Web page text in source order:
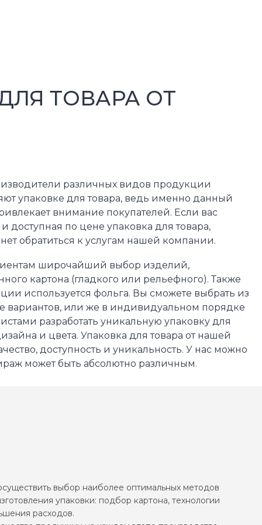
ТОВАРА ОТ
различных видов продукции
упаковке для товара, ведь именно данный
внимание покупателей. Если вас
доступная по цене упаковка для товара,
обратиться к услугам нашей компании.
широчайший выбор изделий,
картона (гладкого или рельефного). Также
используется фольга. Вы сможете выбрать из
вариантов, или же в индивидуальном порядке
разработать уникальную упаковку для
и цвета. Упаковка для товара от нашей
доступность и уникальность. У нас можно
может быть абсолютно различным.
выбор наиболее оптимальных методов
упаковки: подбор картона, технологии
расходов.